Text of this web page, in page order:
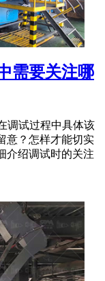
需要关注哪
调试过程中具体该
意？怎样才能切实
介绍调试时的关注